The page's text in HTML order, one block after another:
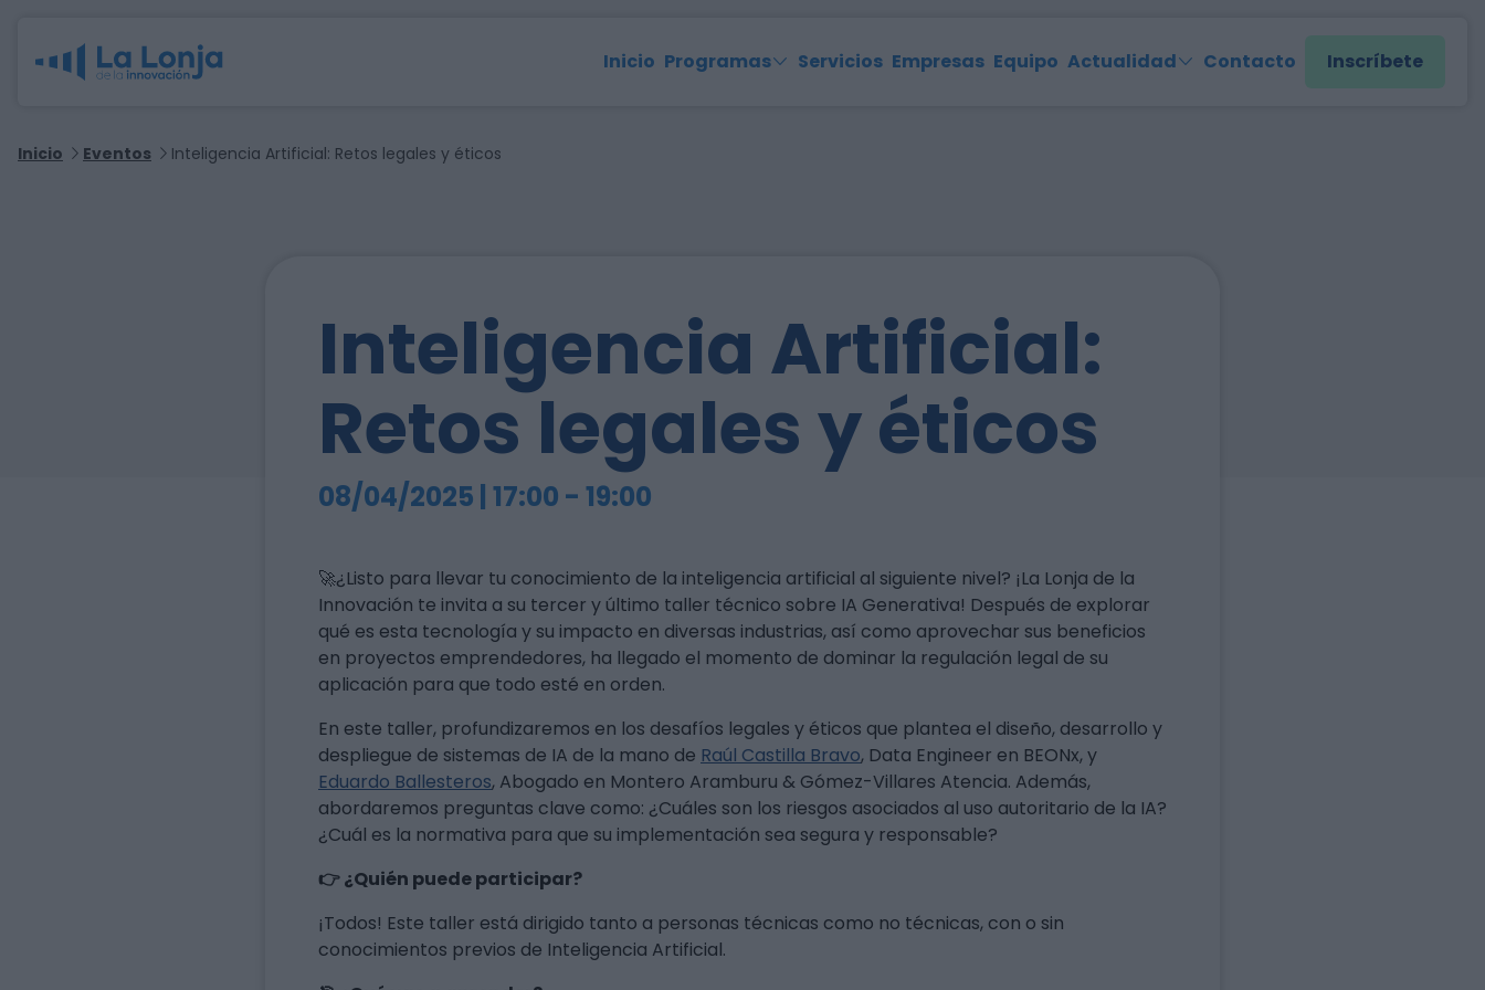
Inicio Programas Servicios Empresas Equipo Actualidad Contacto Inscríbete
Inicio Eventos Inteligencia Artificial: Retos legales y éticos
Inteligencia Artificial:
Retos legales y éticos
08/04/2025 | 17:00 - 19:00
🚀¿Listo para llevar tu conocimiento de la inteligencia artificial al siguiente nivel? ¡La Lonja de la
Innovación te invita a su tercer y último taller técnico sobre IA Generativa! Después de explorar
qué es esta tecnología y su impacto en diversas industrias, así como aprovechar sus beneficios
en proyectos emprendedores, ha llegado el momento de dominar la regulación legal de su
aplicación para que todo esté en orden.
En este taller, profundizaremos en los desafíos legales y éticos que plantea el diseño, desarrollo y
despliegue de sistemas de IA de la mano de Raúl Castilla Bravo, Data Engineer en BEONx, y
Eduardo Ballesteros, Abogado en Montero Aramburu & Gómez-Villares Atencia. Además,
abordaremos preguntas clave como: ¿Cuáles son los riesgos asociados al uso autoritario de la IA?
¿Cuál es la normativa para que su implementación sea segura y responsable?
👉 ¿Quién puede participar?
¡Todos! Este taller está dirigido tanto a personas técnicas como no técnicas, con o sin
conocimientos previos de Inteligencia Artificial.